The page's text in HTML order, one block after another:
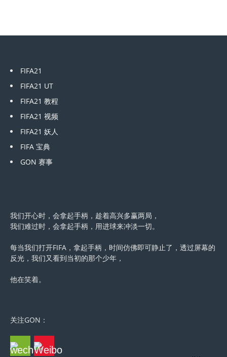
FIFA21
FIFA21 UT
FIFA21 教程
FIFA21 视频
FIFA21 妖人
FIFA 宝典
GON 赛事
我们开心时，会拿起手柄，趁着高兴多赢两局，
我们难过时，会拿起手柄，用进球来冲淡一切。
每当我们打开FIFA，拿起手柄，时间仿佛即可静止了，透过屏幕的
反光，我们又看到当初的那个少年，
他在笑着。
关注GON：